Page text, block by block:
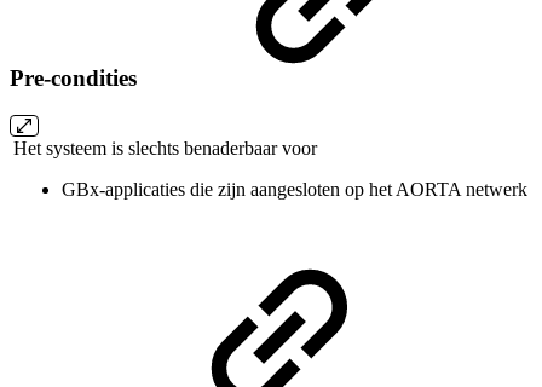
Pre-condities
Het systeem is slechts benaderbaar voor
GBx-applicaties die zijn aangesloten op het AORTA netwerk